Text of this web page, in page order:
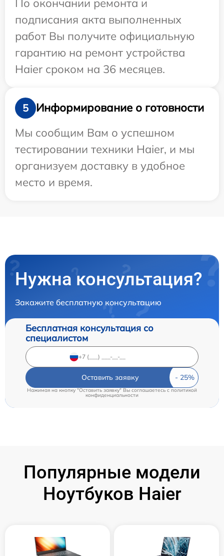
подписания акта выполненных
работ Вы получите официальную
гарантию на ремонт устройства
Haier сроком на 36 месяцев.
5
Информирование о готовности
Мы сообщим Вам о успешном
тестировании техники Haier, и мы
организуем доставку в удобное
место и время.
Нужна консультация?
Закажите бесплатную консультацию
Бесплатная консультация со
специалистом
Оставить заявку
Нажимая на кнопку "Оставить заявку" Вы соглашаетесь cполитикой
конфиденциальности
Популярные модели
Ноутбуков Haier